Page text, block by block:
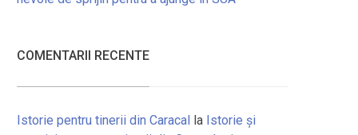
COMENTARII RECENTE
Istorie pentru tinerii din Caracal la Istorie și